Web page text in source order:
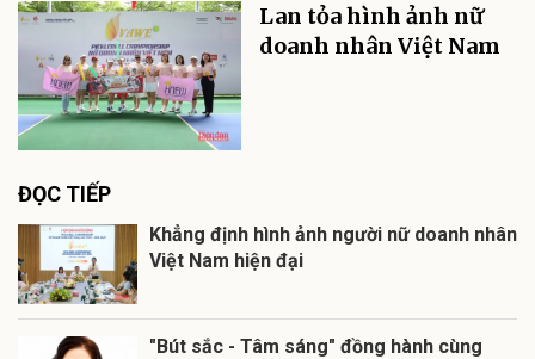
Lan tỏa hình ảnh nữ
doanh nhân Việt Nam
ĐỌC TIẾP
Khẳng định hình ảnh người nữ doanh nhân
Việt Nam hiện đại
"Bút sắc - Tâm sáng" đồng hành cùng